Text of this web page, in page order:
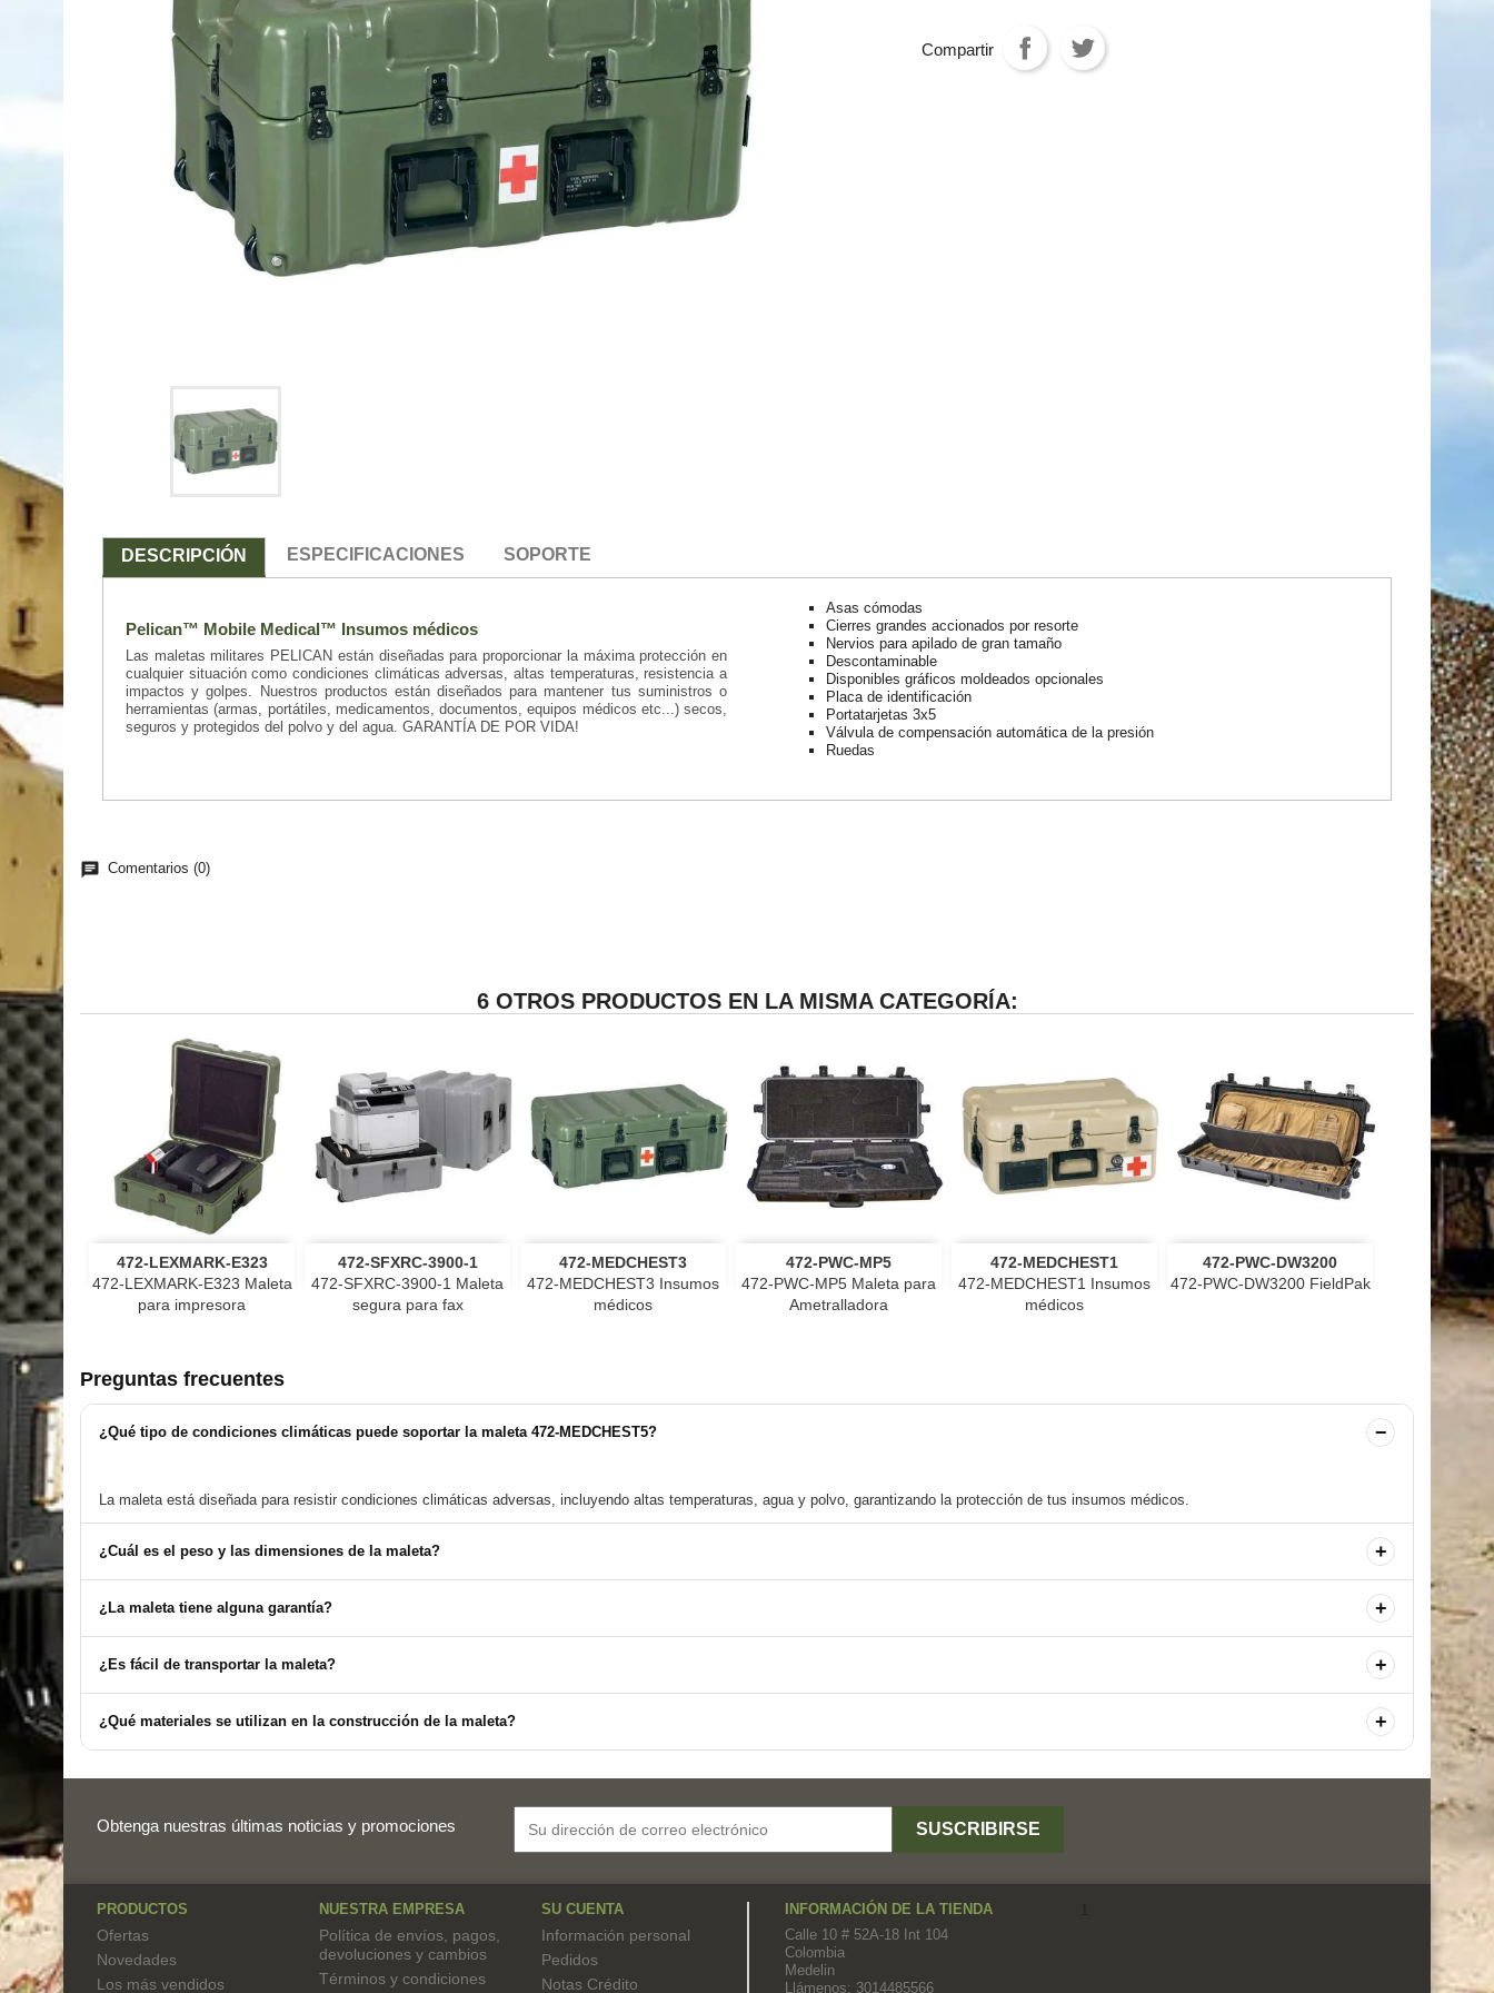
Compartir
DESCRIPCIÓN ESPECIFICACIONES SOPORTE
Pelican™ Mobile Medical™ Insumos médicos
Las maletas militares PELICAN están diseñadas para proporcionar la máxima protección en
cualquier situación como condiciones climáticas adversas, altas temperaturas, resistencia a
impactos y golpes. Nuestros productos están diseñados para mantener tus suministros o
herramientas (armas, portátiles, medicamentos, documentos, equipos médicos etc...) secos,
seguros y protegidos del polvo y del agua. GARANTÍA DE POR VIDA!
Asas cómodas
Cierres grandes accionados por resorte
Nervios para apilado de gran tamaño
Descontaminable
Disponibles gráficos moldeados opcionales
Placa de identificación
Portatarjetas 3x5
Válvula de compensación automática de la presión
Ruedas
chat Comentarios (0)
6 OTROS PRODUCTOS EN LA MISMA CATEGORÍA:
472-LEXMARK-E323
472-LEXMARK-E323 Maleta
para impresora
Vista rápida
negrogris VerdeOD
Tan
472-SFXRC-3900-1
472-SFXRC-3900-1 Maleta
segura para fax
Vista rápida
negrogris VerdeOD
Tan
472-MEDCHEST3
472-MEDCHEST3 Insumos
médicos
Vista rápida
negrogris VerdeOD
Tan
472-PWC-MP5
472-PWC-MP5 Maleta para
Ametralladora
Vista rápida
472-MEDCHEST1
472-MEDCHEST1 Insumos
médicos
Vista rápida
negrogris VerdeOD
Tan
472-PWC-DW3200
472-PWC-DW3200 FieldPak
Vista rápida
negroVerdeOD
Preguntas frecuentes
¿Qué tipo de condiciones climáticas puede soportar la maleta 472-MEDCHEST5? −
¿Cuál es el peso y las dimensiones de la maleta? +
¿La maleta tiene alguna garantía? +
¿Es fácil de transportar la maleta? +
¿Qué materiales se utilizan en la construcción de la maleta? +
Obtenga nuestras últimas noticias y promociones Instagram
PRODUCTOS
Ofertas
Novedades
Los más vendidos
NUESTRA EMPRESA
Política de envíos, pagos,
devoluciones y cambios
Términos y condiciones
SU CUENTA
Información personal
Pedidos
Notas Crédito
INFORMACIÓN DE LA TIENDA
Calle 10 # 52A-18 Int 104
Colombia
Medelin
Llámenos: 3014485566